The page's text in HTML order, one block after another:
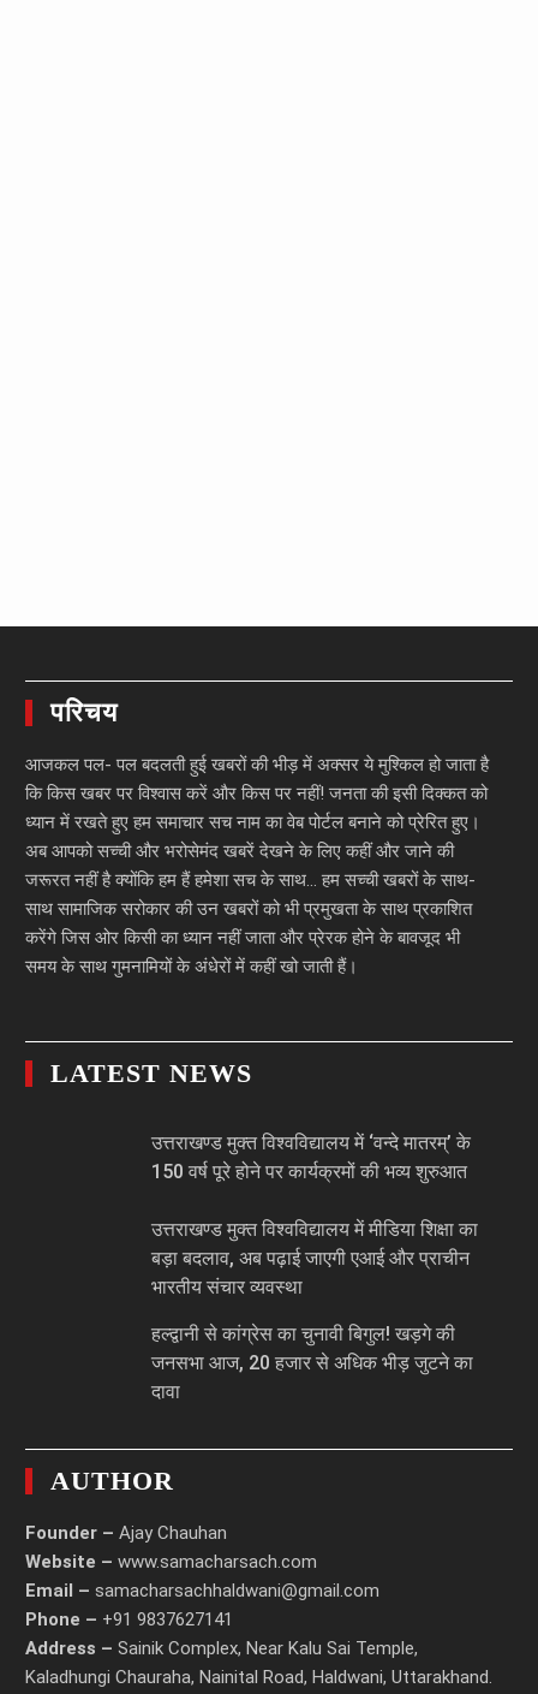
परिचय
आजकल पल- पल बदलती हुई खबरों की भीड़ में अक्सर ये मुश्किल हो जाता है
कि किस खबर पर विश्वास करें और किस पर नहीं! जनता की इसी दिक्कत को
ध्यान में रखते हुए हम समाचार सच नाम का वेब पोर्टल बनाने को प्रेरित हुए।
अब आपको सच्ची और भरोसेमंद खबरें देखने के लिए कहीं और जाने की
जरूरत नहीं है क्योंकि हम हैं हमेशा सच के साथ… हम सच्ची खबरों के साथ-
साथ सामाजिक सरोकार की उन खबरों को भी प्रमुखता के साथ प्रकाशित
करेंगे जिस ओर किसी का ध्यान नहीं जाता और प्रेरक होने के बावजूद भी
समय के साथ गुमनामियों के अंधेरों में कहीं खो जाती हैं।
LATEST NEWS
उत्तराखण्ड मुक्त विश्वविद्यालय में ‘वन्दे मातरम्’ के
150 वर्ष पूरे होने पर कार्यक्रमों की भव्य शुरुआत
उत्तराखण्ड मुक्त विश्वविद्यालय में मीडिया शिक्षा का
बड़ा बदलाव, अब पढ़ाई जाएगी एआई और प्राचीन
भारतीय संचार व्यवस्था
हल्द्वानी से कांग्रेस का चुनावी बिगुल! खड़गे की
जनसभा आज, 20 हजार से अधिक भीड़ जुटने का
दावा
AUTHOR
Founder – Ajay Chauhan
Website – www.samacharsach.com
Email – samacharsachhaldwani@gmail.com
Phone – +91 9837627141
Address – Sainik Complex, Near Kalu Sai Temple,
Kaladhungi Chauraha, Nainital Road, Haldwani, Uttarakhand.